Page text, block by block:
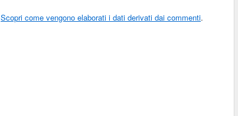
Scopri come vengono elaborati i dati derivati dai commenti.